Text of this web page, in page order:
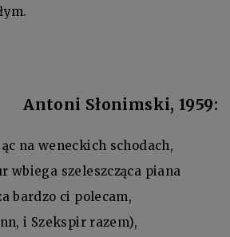
Antoni Słonimski, 1959:
na weneckich schodach,
wbiega szeleszcząca piana
bardzo ci polecam,
i Szekspir razem),